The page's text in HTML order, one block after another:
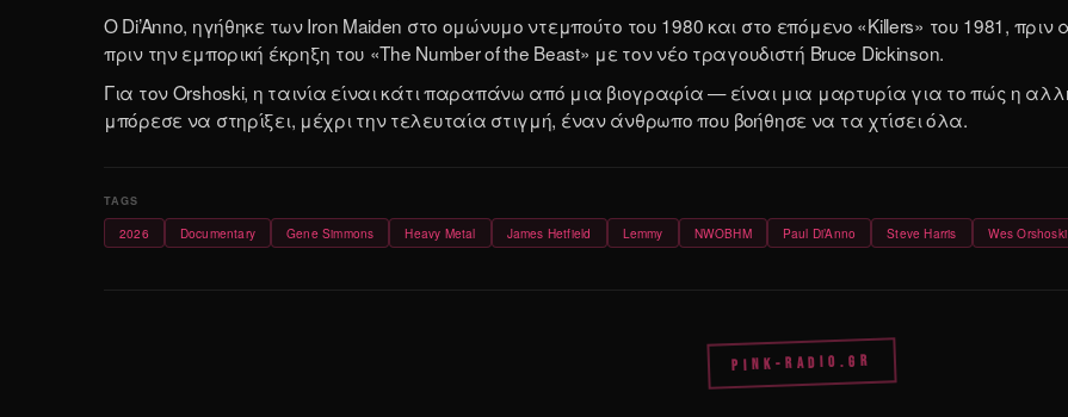
Ο Di’Anno, ηγήθηκε των Iron Maiden στο ομώνυμο ντεμπούτο του 1980 και στο επόμενο «Killers» του 1981,
πριν την εμπορική έκρηξη του «The Number of the Beast» με τον νέο τραγουδιστή Bruce Dickinson.
Για τον Orshoski, η ταινία είναι κάτι παραπάνω από μια βιογραφία — είναι μια μαρτυρία για το πώς η
μπόρεσε να στηρίξει, μέχρι την τελευταία στιγμή, έναν άνθρωπο που βοήθησε να τα χτίσει όλα.
2026 Documentary Gene Simmons Heavy Metal James Hetfield Lemmy NWOBHM Paul Di’Anno Steve Harris Wes Orshoski
PINK-RADIO.GR